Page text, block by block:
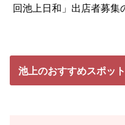
回池上日和」出店者募集
池上のおすすめスポット